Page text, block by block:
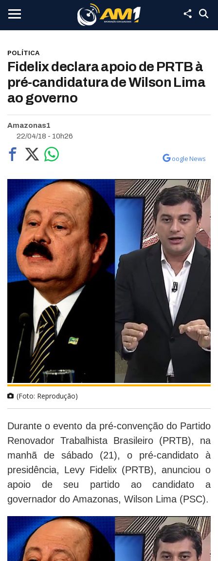
POLÍTICA
Fidelix declara apoio de PRTB à
pré-candidatura de Wilson Lima
ao governo
Amazonas1
22/04/18 - 10h26
oogle News
(Foto: Reprodução)
Durante o evento da pré-convenção do Partido
Renovador Trabalhista Brasileiro (PRTB), na
manhã de sábado (21), o pré-candidato à
presidência, Levy Fidelix (PRTB), anunciou o
apoio de seu partido ao candidato a
governador do Amazonas, Wilson Lima (PSC).